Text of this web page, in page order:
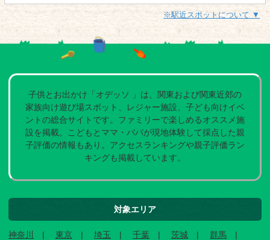
※駅近スポットについて ▼
子供とお出かけ「オデッソ 」は、関東および関東近郊の
家族向け遊び場スポット、レジャー施設、子ども向けイベ
ントの総合サイトです。ファミリーで楽しめるオススメ施
設を掲載。こどもとママ・パパが現地体験して採点した親
子評価の情報もあり。アクセスランキングや親子評価ラン
キングも掲載しています。
対象エリア
神奈川 東京 埼玉 千葉 茨城
群馬